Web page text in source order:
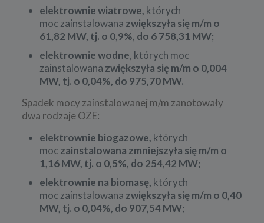
elektrownie wiatrowe, których
moc zainstalowana zwiększyła się m/m o
61,82 MW, tj. o 0,9%, do 6 758,31 MW;
elektrownie wodne, których moc
zainstalowana zwiększyła się m/m o 0,004
MW, tj. o 0,04%, do 975,70 MW.
Spadek mocy zainstalowanej m/m zanotowały
dwa rodzaje OZE:
elektrownie biogazowe, których
moczainstalowana zmniejszyła się m/m o
1,16 MW, tj. o 0,5%, do 254,42 MW;
elektrownie na biomasę, których
moc zainstalowana zwiększyła się m/m o 0,40
MW, tj. o 0,04%, do 907,54 MW;